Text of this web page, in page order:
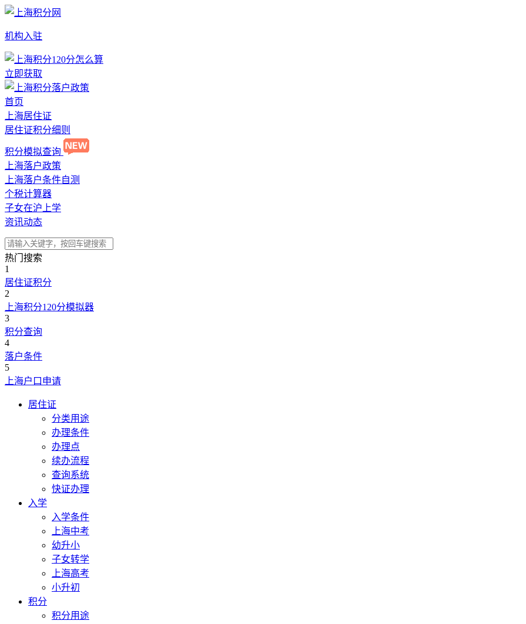
机构入驻
立即获取
首页
上海居住证
居住证积分细则
积分模拟查询
上海落户政策
上海落户条件自测
个税计算器
子女在沪上学
资讯动态
热门搜索
1
居住证积分
2
上海积分120分模拟器
3
积分查询
4
落户条件
5
上海户口申请
居住证
分类用途
办理条件
办理点
续办流程
查询系统
快证办理
入学
入学条件
上海中考
幼升小
子女转学
上海高考
小升初
积分
积分用途